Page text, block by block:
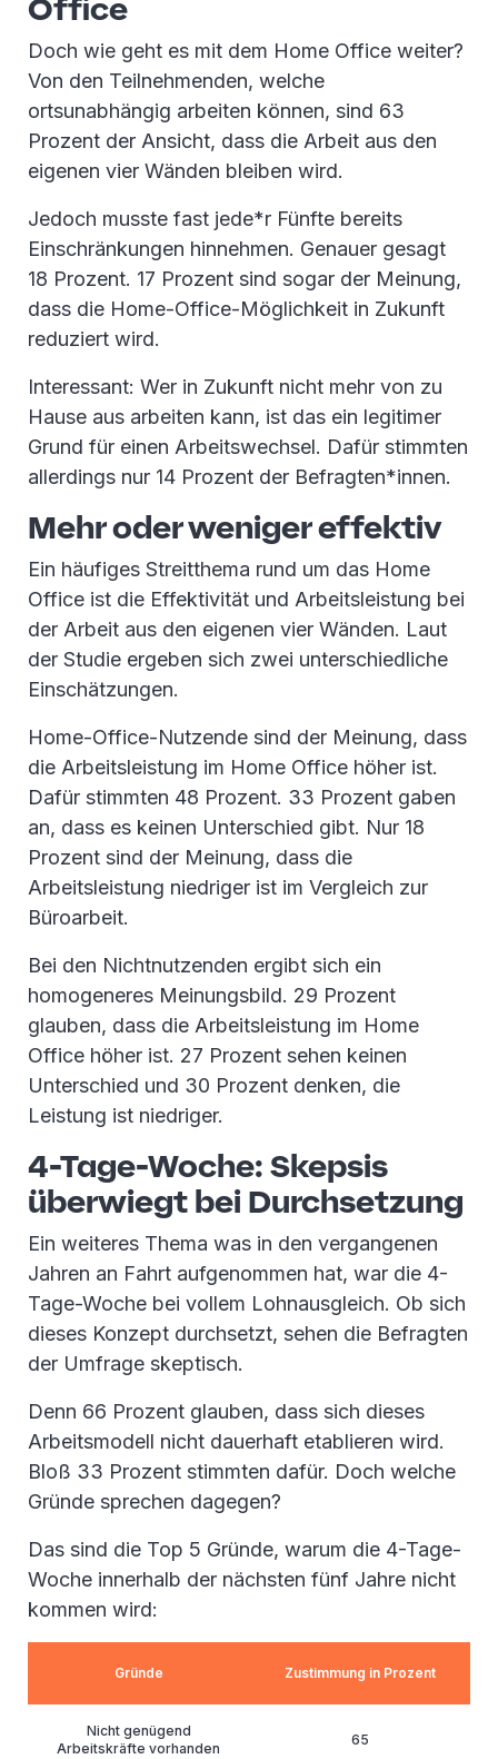
Office
Doch wie geht es mit dem Home Office weiter?
Von den Teilnehmenden, welche
ortsunabhängig arbeiten können, sind 63
Prozent der Ansicht, dass die Arbeit aus den
eigenen vier Wänden bleiben wird.
Jedoch musste fast jede*r Fünfte bereits
Einschränkungen hinnehmen. Genauer gesagt
18 Prozent. 17 Prozent sind sogar der Meinung,
dass die Home-Office-Möglichkeit in Zukunft
reduziert wird.
Interessant: Wer in Zukunft nicht mehr von zu
Hause aus arbeiten kann, ist das ein legitimer
Grund für einen Arbeitswechsel. Dafür stimmten
allerdings nur 14 Prozent der Befragten*innen.
Mehr oder weniger effektiv
Ein häufiges Streitthema rund um das Home
Office ist die Effektivität und Arbeitsleistung bei
der Arbeit aus den eigenen vier Wänden. Laut
der Studie ergeben sich zwei unterschiedliche
Einschätzungen.
Home-Office-Nutzende sind der Meinung, dass
die Arbeitsleistung im Home Office höher ist.
Dafür stimmten 48 Prozent. 33 Prozent gaben
an, dass es keinen Unterschied gibt. Nur 18
Prozent sind der Meinung, dass die
Arbeitsleistung niedriger ist im Vergleich zur
Büroarbeit.
Bei den Nichtnutzenden ergibt sich ein
homogeneres Meinungsbild. 29 Prozent
glauben, dass die Arbeitsleistung im Home
Office höher ist. 27 Prozent sehen keinen
Unterschied und 30 Prozent denken, die
Leistung ist niedriger.
4-Tage-Woche: Skepsis
überwiegt bei Durchsetzung
Ein weiteres Thema was in den vergangenen
Jahren an Fahrt aufgenommen hat, war die 4-
Tage-Woche bei vollem Lohnausgleich. Ob sich
dieses Konzept durchsetzt, sehen die Befragten
der Umfrage skeptisch.
Denn 66 Prozent glauben, dass sich dieses
Arbeitsmodell nicht dauerhaft etablieren wird.
Bloß 33 Prozent stimmten dafür. Doch welche
Gründe sprechen dagegen?
Das sind die Top 5 Gründe, warum die 4-Tage-
Woche innerhalb der nächsten fünf Jahre nicht
kommen wird:
Gründe Zustimmung in Prozent
Nicht genügend
Arbeitskräfte vorhanden
65